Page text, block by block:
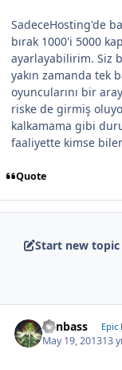
SadeceHosting'de
bırak 1000'i 5000
ayarlayabilirim. Siz
yakın zamanda tek
oyuncularını bir
riske de girmiş
kalkamama gibi
faaliyette kimse
Quote
Start new topic
Canbass Epic
May 19, 201313